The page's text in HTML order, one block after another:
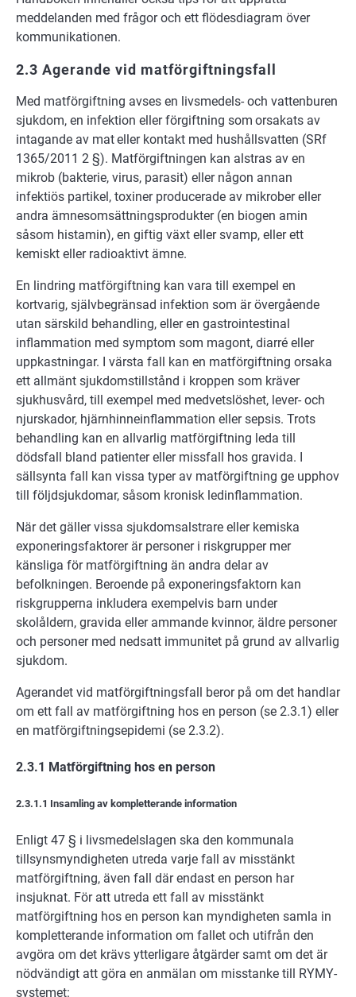
meddelanden med frågor och ett flödesdiagram över
kommunikationen.
2.3 Agerande vid matförgiftningsfall
Med matförgiftning avses en livsmedels- och vattenburen
sjukdom, en infektion eller förgiftning som orsakats av
intagande av mat eller kontakt med hushållsvatten (SRf
1365/2011 2 §). Matförgiftningen kan alstras av en
mikrob (bakterie, virus, parasit) eller någon annan
infektiös partikel, toxiner producerade av mikrober eller
andra ämnesomsättningsprodukter (en biogen amin
såsom histamin), en giftig växt eller svamp, eller ett
kemiskt eller radioaktivt ämne.
En lindring matförgiftning kan vara till exempel en
kortvarig, självbegränsad infektion som är övergående
utan särskild behandling, eller en gastrointestinal
inflammation med symptom som magont, diarré eller
uppkastningar. I värsta fall kan en matförgiftning orsaka
ett allmänt sjukdomstillstånd i kroppen som kräver
sjukhusvård, till exempel med medvetslöshet, lever- och
njurskador, hjärnhinneinflammation eller sepsis. Trots
behandling kan en allvarlig matförgiftning leda till
dödsfall bland patienter eller missfall hos gravida. I
sällsynta fall kan vissa typer av matförgiftning ge upphov
till följdsjukdomar, såsom kronisk ledinflammation.
När det gäller vissa sjukdomsalstrare eller kemiska
exponeringsfaktorer är personer i riskgrupper mer
känsliga för matförgiftning än andra delar av
befolkningen. Beroende på exponeringsfaktorn kan
riskgrupperna inkludera exempelvis barn under
skolåldern, gravida eller ammande kvinnor, äldre personer
och personer med nedsatt immunitet på grund av allvarlig
sjukdom.
Agerandet vid matförgiftningsfall beror på om det handlar
om ett fall av matförgiftning hos en person (se 2.3.1) eller
en matförgiftningsepidemi (se 2.3.2).
2.3.1 Matförgiftning hos en person
2.3.1.1 Insamling av kompletterande information
Enligt 47 § i livsmedelslagen ska den kommunala
tillsynsmyndigheten utreda varje fall av misstänkt
matförgiftning, även fall där endast en person har
insjuknat. För att utreda ett fall av misstänkt
matförgiftning hos en person kan myndigheten samla in
kompletterande information om fallet och utifrån den
avgöra om det krävs ytterligare åtgärder samt om det är
nödvändigt att göra en anmälan om misstanke till RYMY-
systemet: